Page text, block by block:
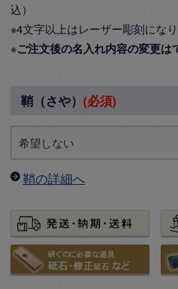
込）
※4文字以上はレーザー彫刻になり
※ご注文後の名入れ内容の変更は
鞘（さや） (必須)
鞘の詳細へ